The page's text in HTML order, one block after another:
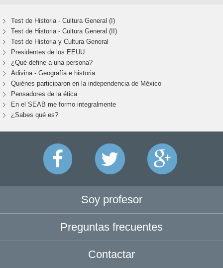
Test de Historia - Cultura General (I)
Test de Historia - Cultura General (II)
Test de Historia y Cultura General
Presidentes de los EEUU
¿Qué define a una persona?
Adivina - Geografía e historia
Quiénes participaron en la independencia de México
Pensadores de la ética
En el SEAB me formo integralmente
¿Sabes qué es?
Soy profesor
Preguntas frecuentes
Contactar